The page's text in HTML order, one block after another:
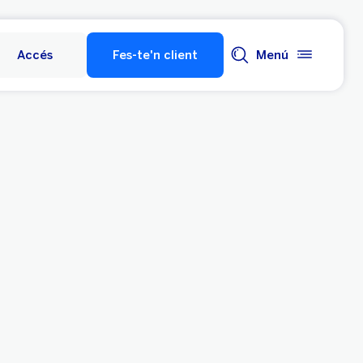
Accés Fes-te'n client Menú